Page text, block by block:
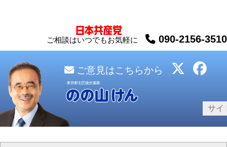
ご相談はいつでもお気軽に 090-2156-3510
ご意見はこちらから